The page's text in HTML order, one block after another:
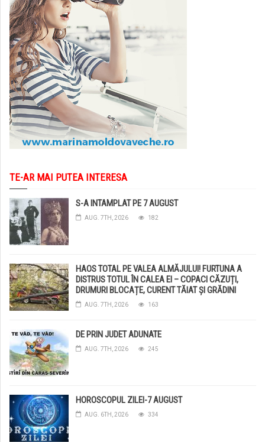
TE-AR MAI PUTEA INTERESA
S-A INTAMPLAT PE 7 AUGUST
AUG. 7TH, 2026 182
HAOS TOTAL PE VALEA ALMĂJULUI! FURTUNA A
DISTRUS TOTUL ÎN CALEA EI – COPACI CĂZUȚI,
DRUMURI BLOCAȚE, CURENT TĂIAT ȘI GRĂDINI
DISTRUSE DE GRINDINĂ!
AUG. 7TH, 2026 163
DE PRIN JUDET ADUNATE
AUG. 7TH, 2026 245
HOROSCOPUL ZILEI-7 AUGUST
AUG. 6TH, 2026 334